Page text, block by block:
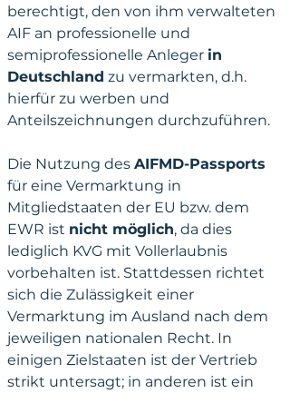
berechtigt, den von ihm verwalteten
AIF an professionelle und
semiprofessionelle Anleger in
Deutschland zu vermarkten, d.h.
hierfür zu werben und
Anteilszeichnungen durchzuführen.
Die Nutzung des AIFMD-Passports
für eine Vermarktung in
Mitgliedstaaten der EU bzw. dem
EWR ist nicht möglich, da dies
lediglich KVG mit Vollerlaubnis
vorbehalten ist. Stattdessen richtet
sich die Zulässigkeit einer
Vermarktung im Ausland nach dem
jeweiligen nationalen Recht. In
einigen Zielstaaten ist der Vertrieb
strikt untersagt; in anderen ist ein